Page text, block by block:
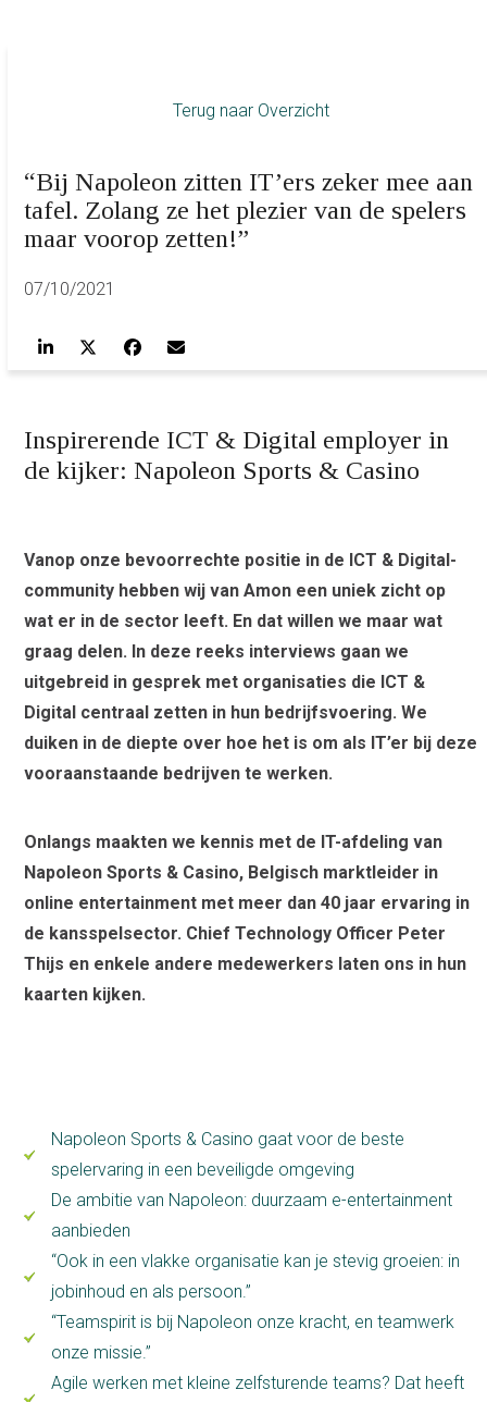
Terug naar Overzicht
“Bij Napoleon zitten IT’ers zeker mee aan
tafel. Zolang ze het plezier van de spelers
maar voorop zetten!”
07/10/2021
Inspirerende ICT & Digital employer in
de kijker: Napoleon Sports & Casino
Vanop onze bevoorrechte positie in de ICT & Digital-
community hebben wij van Amon een uniek zicht op
wat er in de sector leeft. En dat willen we maar wat
graag delen. In deze reeks interviews gaan we
uitgebreid in gesprek met organisaties die ICT &
Digital centraal zetten in hun bedrijfsvoering. We
duiken in de diepte over hoe het is om als IT’er bij deze
vooraanstaande bedrijven te werken.
Onlangs maakten we kennis met de IT-afdeling van
Napoleon Sports & Casino, Belgisch marktleider in
online entertainment met meer dan 40 jaar ervaring in
de kansspelsector. Chief Technology Officer Peter
Thijs en enkele andere medewerkers laten ons in hun
kaarten kijken.
Napoleon Sports & Casino gaat voor de beste
spelervaring in een beveiligde omgeving
De ambitie van Napoleon: duurzaam e-entertainment
aanbieden
“Ook in een vlakke organisatie kan je stevig groeien: in
jobinhoud en als persoon.”
“Teamspirit is bij Napoleon onze kracht, en teamwerk
onze missie.”
Agile werken met kleine zelfsturende teams? Dat heeft